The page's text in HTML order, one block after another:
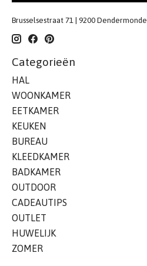
Brusselsestraat 71 | 9200 Dendermonde
Categorieën
HAL
WOONKAMER
EETKAMER
KEUKEN
BUREAU
KLEEDKAMER
BADKAMER
OUTDOOR
CADEAUTIPS
OUTLET
HUWELIJK
ZOMER